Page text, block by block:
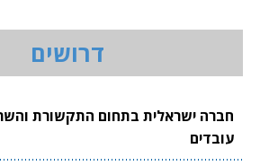
דרושים
חברה ישראלית בתחום התקשורת
עובדים